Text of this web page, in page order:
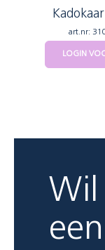
art.nr:
LOGIN
Wil